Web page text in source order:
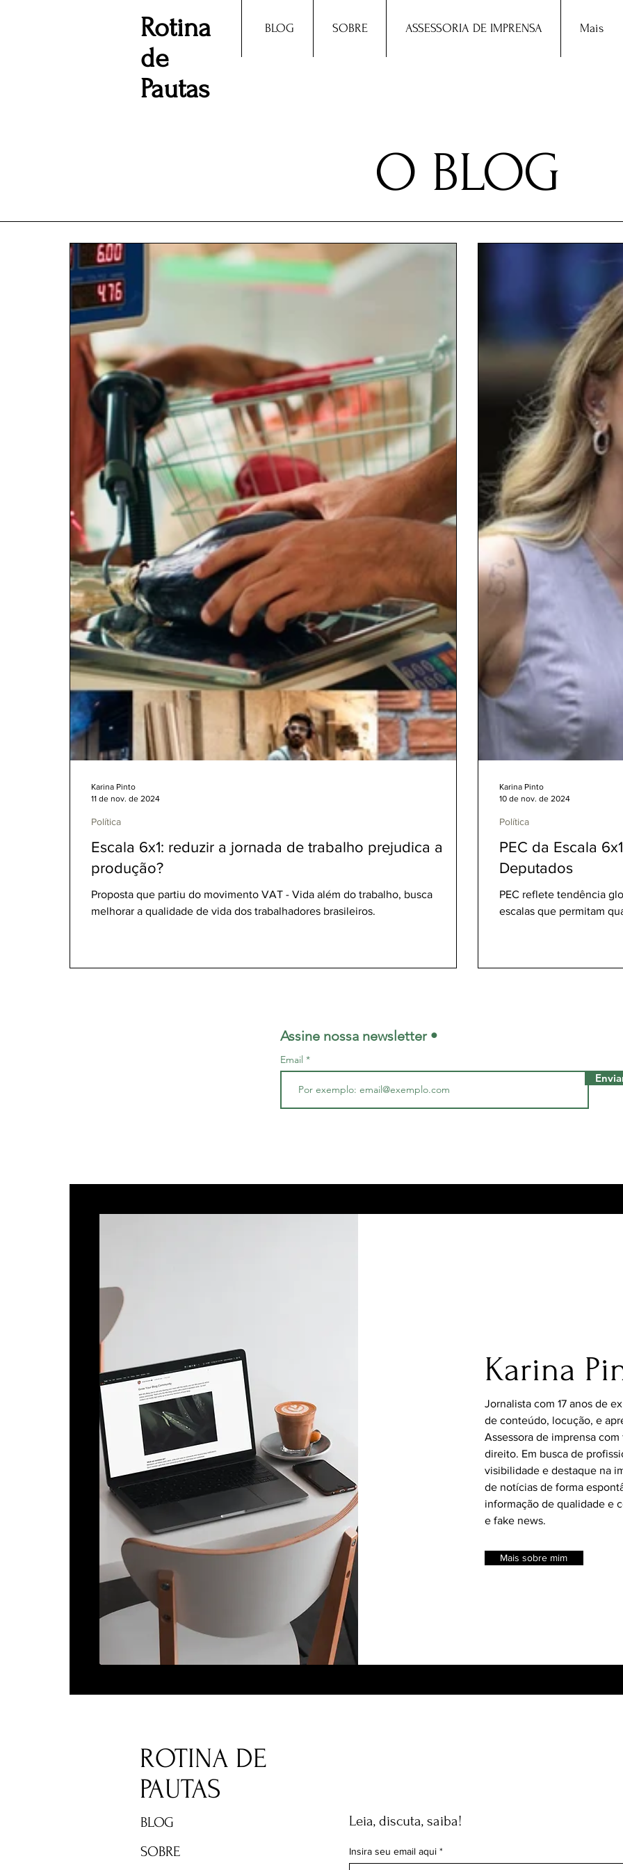
Rotina
de
Pautas
BLOG SOBRE ASSESSORIA DE IMPRENSA Mais
O BLOG
Escala 6x1: reduzir a jornada de trabalho prejudica a
produção?
Proposta que partiu do movimento VAT - Vida além do trabalho, busca
melhorar a qualidade de vida dos trabalhadores brasileiros.
Política
Karina Pinto
11 de nov. de 2024
PEC da Escala
Deputados
PEC reflete tendência
escalas que permitam
Política
Karina Pinto
10 de nov. de 2024
Assine nossa newsletter •
Email
Karina
Jornalista com 17 anos de
de conteúdo, locução, e
Assessora de imprensa
direito. Em busca de
visibilidade e destaque na
de notícias de forma
informação de qualidade e
e fake news.
Mais sobre mim
ROTINA DE
PAUTAS
BLOG
SOBRE
Leia, discuta, saiba!
Insira seu email aqui